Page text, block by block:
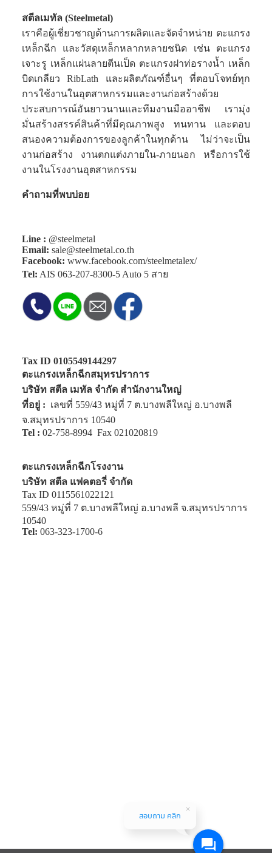
สตีลเมทัล (Steelmetal)
เราคือผู้เชี่ยวชาญด้านการผลิตและจัดจำหน่าย ตะแกรง
เหล็กฉีก และวัสดุเหล็กหลากหลายชนิด เช่น ตะแกรง
เจาะรู เหล็กแผ่นลายตีนเป็ด ตะแกรงฝาท่อรางน้ำ เหล็ก
บิดเกลียว RibLath และผลิตภัณฑ์อื่นๆ ที่ตอบโจทย์ทุก
การใช้งานในอุตสาหกรรมและงานก่อสร้างด้วย
ประสบการณ์อันยาวนานและทีมงานมืออาชีพ เรามุ่ง
มั่นสร้างสรรค์สินค้าที่มีคุณภาพสูง ทนทาน และตอบ
สนองความต้องการของลูกค้าในทุกด้าน ไม่ว่าจะเป็น
งานก่อสร้าง งานตกแต่งภายใน-ภายนอก หรือการใช้
งานในโรงงานอุตสาหกรรม
คำถามที่พบบ่อย
Line : @steelmetal
Email: sale@steelmetal.co.th
Facebook: www.facebook.com/steelmetalex/
Tel: AIS 063-207-8300-5Auto 5 สาย
Tax ID 0105549144297
ตะแกรงเหล็กฉีกสมุทรปราการ
บริษัท สตีล เมทัล จำกัด สำนักงานใหญ่
ที่อยู่ : เลขที่ 559/43 หมู่ที่ 7 ต.บางพลีใหญ่ อ.บางพลี
จ.สมุทรปราการ 10540
Tel : 02-758-8994Fax 021020819
ตะแกรงเหล็กฉีกโรงงาน
บริษัท สตีล แฟคตอรี่ จำกัด
Tax ID 0115561022121
559/43 หมู่ที่ 7 ต.บางพลีใหญ่ อ.บางพลี จ.สมุทรปราการ
10540
Tel: 063-323-1700-6
สอบถาม คลิก